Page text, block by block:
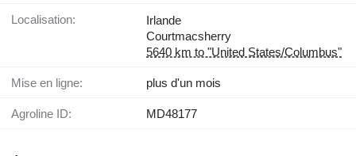
Localisation:
Irlande
Courtmacsherry
5640 km to "United States/Columbus"
Mise en ligne: plus d'un mois
Agroline ID: MD48177